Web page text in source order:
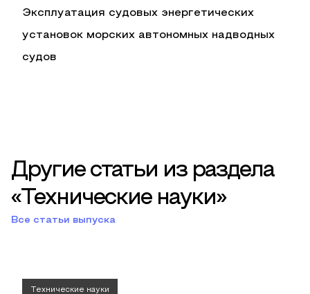
Эксплуатация судовых энергетических
установок морских автономных надводных
судов
Другие статьи из раздела
«Технические науки»
Все статьи выпуска
Технические науки